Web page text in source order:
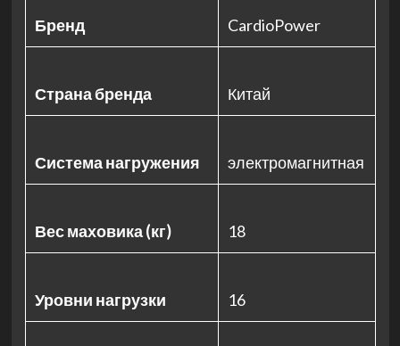
Бренд CardioPower
Страна бренда Китай
Система нагружения электромагнитная
Вес маховика (кг) 18
Уровни нагрузки 16